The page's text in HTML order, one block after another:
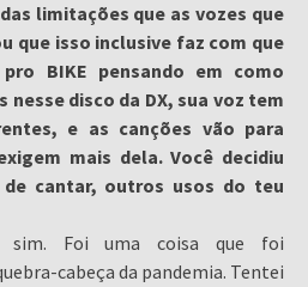
limitações que as vozes que
que isso inclusive faz com que
BIKE pensando em como
nesse disco da DX, sua voz tem
e as canções vão para
mais dela. Você decidiu
cantar, outros usos do teu
sim. Foi uma coisa que foi
cabeça da pandemia. Tentei